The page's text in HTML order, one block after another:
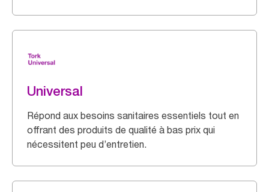
Universal
Répond aux besoins sanitaires essentiels tout en
offrant des produits de qualité à bas prix qui
nécessitent peu d’entretien.